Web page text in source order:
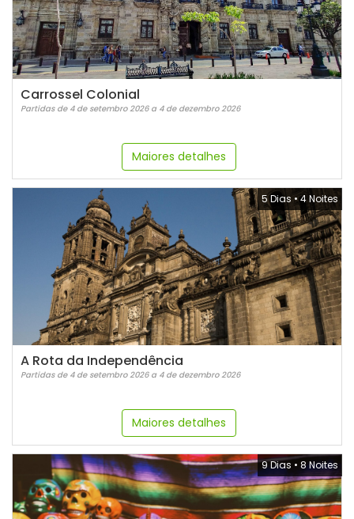
Carrossel Colonial
Partidas de 4 de setembro 2026 a 4 de dezembro 2026
Maiores detalhes
5 Dias •4 Noites
A Rota da Independência
Partidas de 4 de setembro 2026 a 4 de dezembro 2026
Maiores detalhes
9 Dias • 8 Noites